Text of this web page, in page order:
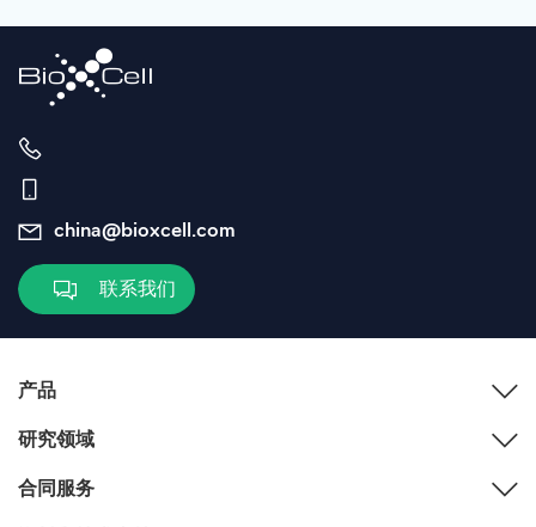
china@bioxcell.com
联系我们
产品
研究领域
合同服务